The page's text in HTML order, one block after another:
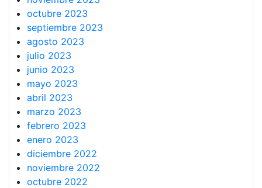
octubre 2023
septiembre 2023
agosto 2023
julio 2023
junio 2023
mayo 2023
abril 2023
marzo 2023
febrero 2023
enero 2023
diciembre 2022
noviembre 2022
octubre 2022